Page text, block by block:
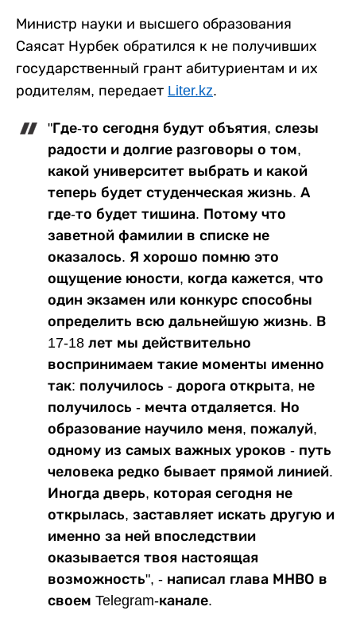
Министр науки и высшего образования
Саясат Нурбек обратился к не получивших
государственный грант абитуриентам и их
родителям, передает Liter.kz.
"Где-то сегодня будут объятия, слезы
радости и долгие разговоры о том,
какой университет выбрать и какой
теперь будет студенческая жизнь. А
где-то будет тишина. Потому что
заветной фамилии в списке не
оказалось. Я хорошо помню это
ощущение юности, когда кажется, что
один экзамен или конкурс способны
определить всю дальнейшую жизнь. В
17-18 лет мы действительно
воспринимаем такие моменты именно
так: получилось - дорога открыта, не
получилось - мечта отдаляется. Но
образование научило меня, пожалуй,
одному из самых важных уроков - путь
человека редко бывает прямой линией.
Иногда дверь, которая сегодня не
открылась, заставляет искать другую и
именно за ней впоследствии
оказывается твоя настоящая
возможность", - написал глава МНВО в
своем Telegram-канале.